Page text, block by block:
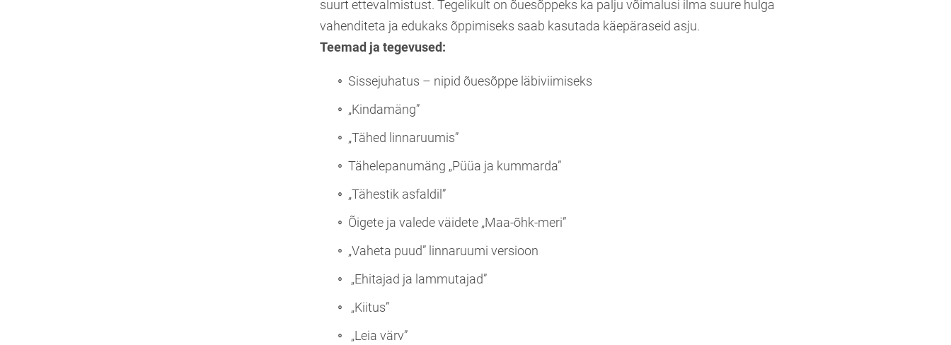
suurt ettevalmistust. Tegelikult on õuesõppeks ka palju võimalusi ilma suure hulga
vahenditeta ja edukaks õppimiseks saab kasutada käepäraseid asju.
Teemad ja tegevused:
Sissejuhatus – nipid õuesõppe läbiviimiseks
„Kindamäng”
„Tähed linnaruumis”
Tähelepanumäng „Püüa ja kummarda”
„Tähestik asfaldil”
Õigete ja valede väidete „Maa-õhk-meri”
„Vaheta puud” linnaruumi versioon
„Ehitajad ja lammutajad”
„Kiitus”
„Leia värv”